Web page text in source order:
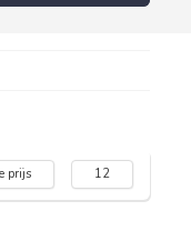
prijs 12